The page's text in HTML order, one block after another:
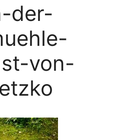
der-
von-